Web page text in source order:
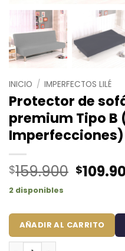
INICIO / IMPERFECTOS LILÉ
Protector de
premium Tipo B
Imperfecciones)
$159.900 El
era:
$
2 disponibles
Protector de sofá cama
AÑADIR AL CARRITO